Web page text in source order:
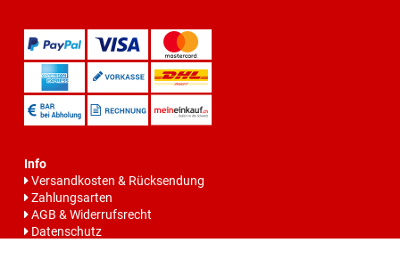
Info
Versandkosten & Rücksendung
Zahlungsarten
AGB & Widerrufsrecht
Datenschutz